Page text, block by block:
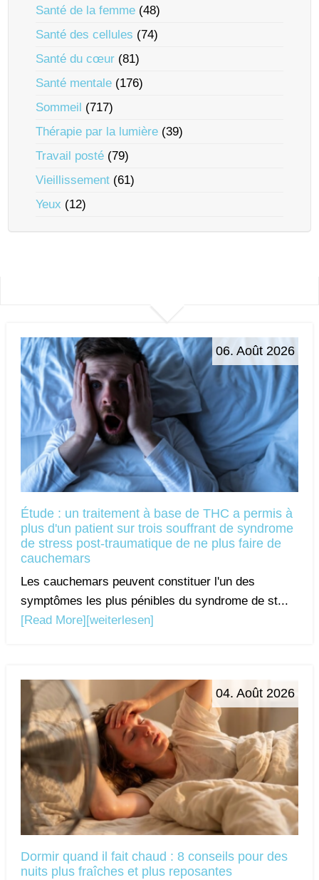
Santé de la femme (48)
Santé des cellules (74)
Santé du cœur (81)
Santé mentale (176)
Sommeil (717)
Thérapie par la lumière (39)
Travail posté (79)
Vieillissement (61)
Yeux (12)
06. Août 2026
Étude : un traitement à base de THC a permis à
plus d'un patient sur trois souffrant de syndrome
de stress post-traumatique de ne plus faire de
cauchemars
Les cauchemars peuvent constituer l'un des
symptômes les plus pénibles du syndrome de st...
[Read More] [weiterlesen]
04. Août 2026
Dormir quand il fait chaud : 8 conseils pour des
nuits plus fraîches et plus reposantes